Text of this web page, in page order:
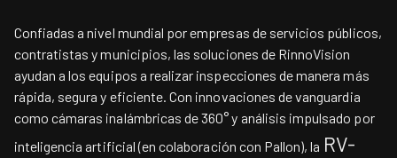
Confiadas a nivel mundial por empresas de servicios públicos,
contratistas y municipios, las soluciones de RinnoVision
ayudan a los equipos a realizar inspecciones de manera más
rápida, segura y eficiente. Con innovaciones de vanguardia
como cámaras inalámbricas de 360° y análisis impulsado por
inteligencia artificial (en colaboración con Pallon), la RV-